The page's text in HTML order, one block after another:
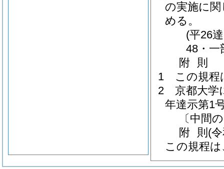
の実施に
める。
(平26
48・一
附 則
1
この規程
2
京都大学
年達示第1
〔中間
附 則 (
この規程